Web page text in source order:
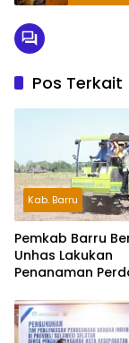
Pos Terkait
Kab. Barru
Pemkab Barru
Unhas Lakukan
Penanaman